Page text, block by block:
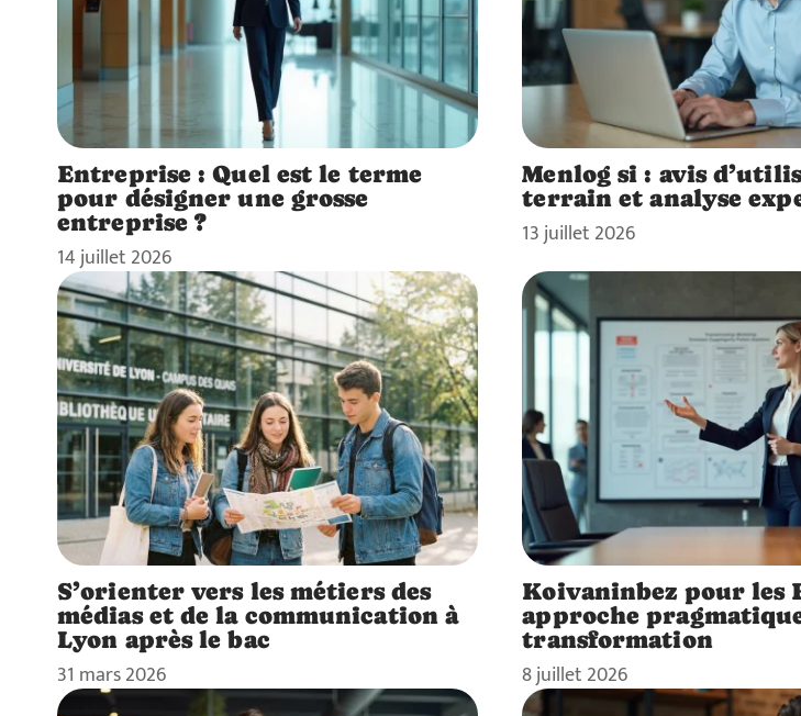
Entreprise : Quel est le terme
pour désigner une grosse
entreprise ?
14 juillet 2026
Menlog si : avis
terrain et analyse
13 juillet 2026
S’orienter vers les métiers des
médias et de la communication à
Lyon après le bac
31 mars 2026
Koivaninbez pour les
approche
transformation
8 juillet 2026